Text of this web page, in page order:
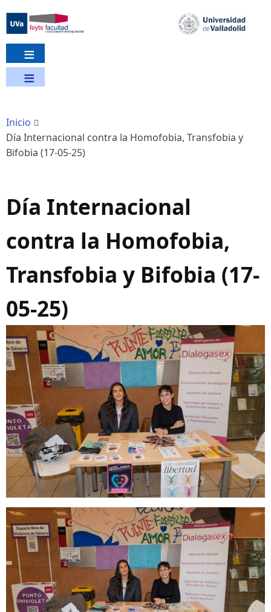
contenido
principal
Inicio
Día Internacional contra la Homofobia, Transfobia y
Bifobia (17-05-25)
Día Internacional
contra la Homofobia,
Transfobia y Bifobia (17-
05-25)